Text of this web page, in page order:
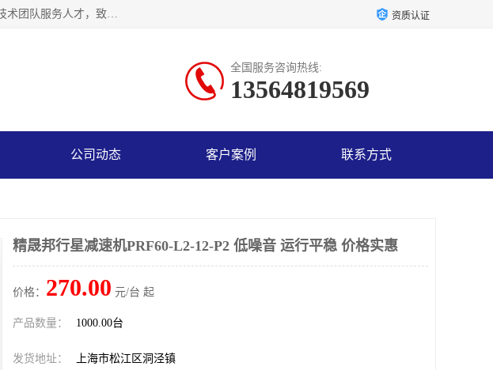
上海精晟邦机电科技有限公司是一家专业从事减速机研发，销售与一体的企业。公司拥有资深技术人员和技术团队服务人才，致力于为广大客户提供专业，细致的产品服务。主营产品有：中型减速电机，微型调速电机，精密行星减速机，蜗轮蜗杆减速机，RFKS四大系列减速机，SKM双曲面齿轮减速机，齿轮减速电机，行星减速机，防爆电机，变频器等系列；产品广泛用于汽车，船舶，能源，环保，包装，物流等领域，欢迎咨询。 资质认证
全国服务咨询热线:
13564819569
公司动态 客户案例 联系方式
精晟邦行星减速机PRF60-L2-12-P2 低噪音 运行平稳 价格实惠
价格： 270.00 元/台 起
产品数量： 1000.00台
发货地址： 上海市松江区洞泾镇